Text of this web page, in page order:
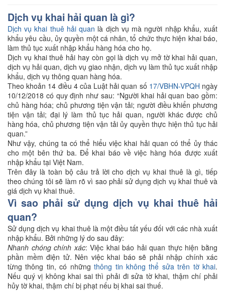
Dịch vụ khai hải quan là gì?
Dịch vụ khai thuê hải quan là dịch vụ mà người nhập khẩu, xuất
khẩu yêu cầu, ủy quyền một cá nhân, tổ chức thực hiện khai báo,
làm thủ tục xuất nhập khẩu hàng hóa cho họ.
Dịch vụ khai thuê hải hay còn gọi là dịch vụ mở tờ khai hải quan,
dịch vụ hải quan, dịch vụ giao nhận, dịch vụ làm thủ tục xuất nhập
khẩu, dịch vụ thông quan hàng hóa.
Theo khoản 14 điều 4 của Luật hải quan số 17/VBHN-VPQH ngày
10/12/2018 có quy định như sau: “Người khai hải quan bao gồm:
chủ hàng hóa; chủ phương tiện vận tải; người điều khiển phương
tiện vận tải; đại lý làm thủ tục hải quan, người khác được chủ
hàng hóa, chủ phương tiện vận tải ủy quyền thực hiện thủ tục hải
quan.”
Như vậy, chúng ta có thể hiểu việc khai hải quan có thể ủy thác
cho một bên thứ ba. Để khai báo về việc hàng hóa được xuất
nhập khẩu tại Việt Nam.
Trên đây là toàn bộ câu trả lời cho dịch vụ khai thuê là gì, tiếp
theo chúng tôi sẽ làm rõ vì sao phải sử dụng dịch vụ khai thuê và
giá dịch vụ khai thuê.
Vì sao phải sử dụng dịch vụ khai thuê hải
quan?
Sử dụng dịch vụ khai thuê là một điều tất yếu đối với các nhà xuất
nhập khẩu. Bởi những lý do sau đây:
Nhanh chóng chính xác: Việc khai báo hải quan thực hiện bằng
phần mềm điện tử. Nên việc khai báo sẽ phải nhập chính xác
từng thông tin, có những thông tin không thể sửa trên tờ khai.
Nếu quý vị không khai sai thì phải đi sửa tờ khai, thậm chí phải
hủy tờ khai, thậm chí bị phạt nếu bị khai sai thuế.